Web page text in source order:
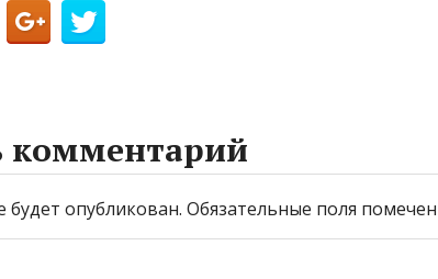
комментарий
будет опубликован. Обязательные поля